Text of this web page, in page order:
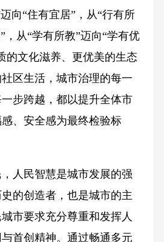
向“住有宜居”，从“行有所
，从“学有所教”迈向“学有优
的文化滋养、更优美的生态
区生活，城市治理的每一
步跨越，都以提升全体市
、安全感为最终检验标
民智慧是城市发展的强
的创造者，也是城市的主
市要求充分尊重和发挥人
首创精神。通过畅通多元